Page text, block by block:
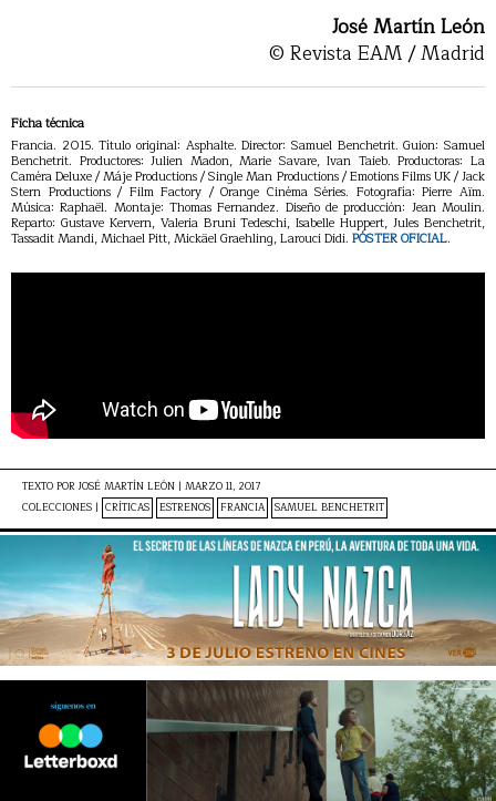
José Martín León
© Revista EAM / Madrid
Ficha técnica
Francia. 2015. Título original: Asphalte. Director: Samuel Benchetrit. Guion: Samuel
Benchetrit. Productores: Julien Madon, Marie Savare, Ivan Taieb. Productoras: La
Caméra Deluxe / Máje Productions / Single Man Productions / Emotions Films UK / Jack
Stern Productions / Film Factory / Orange Cinéma Séries. Fotografía: Pierre Aïm.
Música: Raphaël. Montaje: Thomas Fernandez. Diseño de producción: Jean Moulin.
Reparto: Gustave Kervern, Valeria Bruni Tedeschi, Isabelle Huppert, Jules Benchetrit,
Tassadit Mandi, Michael Pitt, Mickäel Graehling, Larouci Didi. PÓSTER OFICIAL.
TEXTO POR JOSÉ MARTÍN LEÓN | MARZO 11, 2017
COLECCIONES | CRÍTICAS ESTRENOS FRANCIA SAMUEL BENCHETRIT